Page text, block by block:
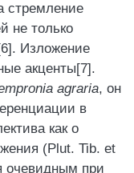
стремление
не только
Изложение
акценты[7].
agraria, он
в
как о
(Plut. Tib. et
очевидным при